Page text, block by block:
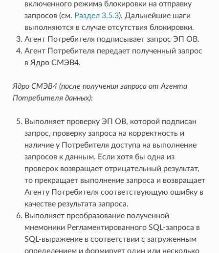
включенного режима блокировки на отправку
запросов (см. Раздел 3.5.3). Дальнейшие шаги
выполняются в случае отсутствия блокировки.
Агент Потребителя подписывает запрос ЭП ОВ.
Агент Потребителя передает полученный запрос
в Ядро СМЭВ4.
Ядро СМЭВ4 (после получения запроса от Агента
Потребителя данных):
Выполняет проверку ЭП ОВ, которой подписан
запрос, проверку запроса на корректность и
наличие у Потребителя доступа на выполнение
запросов к данным. Если хотя бы одна из
проверок возвращает отрицательный результат,
то прекращает выполнение запроса и возвращает
Агенту Потребителя соответствующую ошибку в
качестве результата запроса.
Выполняет преобразование полученной
мнемоники Регламентированного SQL-запроса в
SQL-выражение в соответствии с загруженным
определением и формирует один или несколько